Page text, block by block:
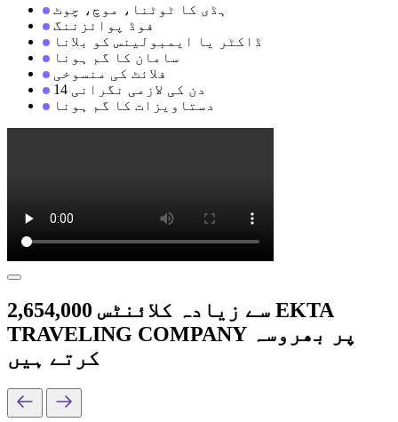
ہڈی کا ٹوٹنا، موچ، چوٹ
فوڈ پوائزننگ
ڈاکٹر یا ایمبولینس کو بلانا
سامان کا گم ہونا
فلائٹ کی منسوخی
14 دن کی لازمی نگرانی
دستاویزات کا گم ہونا
2,654,000 سے زیادہ کلائنٹس EKTA
TRAVELING COMPANY پر بھروسہ
کرتے ہیں